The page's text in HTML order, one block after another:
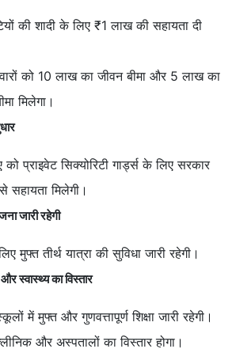
की शादी के लिए ₹1 लाख की सहायता दी
को 10 लाख का जीवन बीमा और 5 लाख का
मिलेगा।
प्राइवेट सिक्योरिटी गार्ड्स के लिए सरकार
सहायता मिलेगी।
जारी रहेगी
मुफ्त तीर्थ यात्रा की सुविधा जारी रहेगी।
और स्वास्थ्य का विस्तार
में मुफ्त और गुणवत्तापूर्ण शिक्षा जारी रहेगी।
और अस्पतालों का विस्तार होगा।